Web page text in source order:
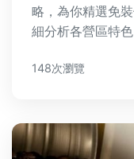
略，為你精選免
細分析各營區特
148次瀏覽